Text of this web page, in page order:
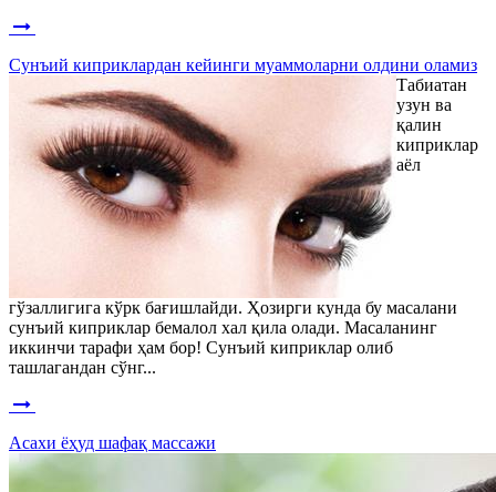
Сунъий киприклардан кейинги муаммоларни олдини оламиз
Табиатан
узун ва
қалин
киприклар
аёл
гўзаллигига кўрк бағишлайди. Ҳозирги кунда бу масалани
сунъий киприклар бемалол хал қила олади. Масаланинг
иккинчи тарафи ҳам бор! Сунъий киприклар олиб
ташлагандан сўнг...
Асахи ёҳуд шафақ массажи